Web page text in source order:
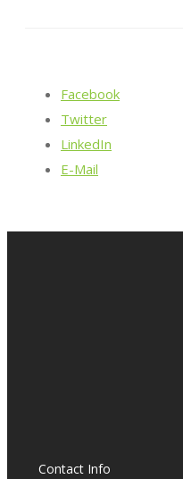
Facebook
Twitter
LinkedIn
E-Mail
Contact Info